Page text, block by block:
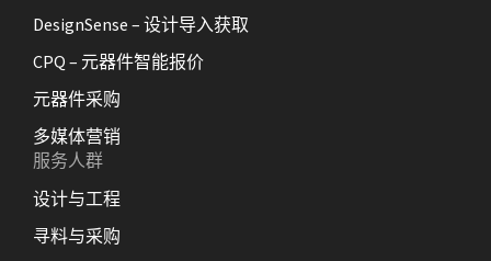
DesignSense – 设计导入获取
CPQ – 元器件智能报价
元器件采购
多媒体营销
服务人群
设计与工程
寻料与采购